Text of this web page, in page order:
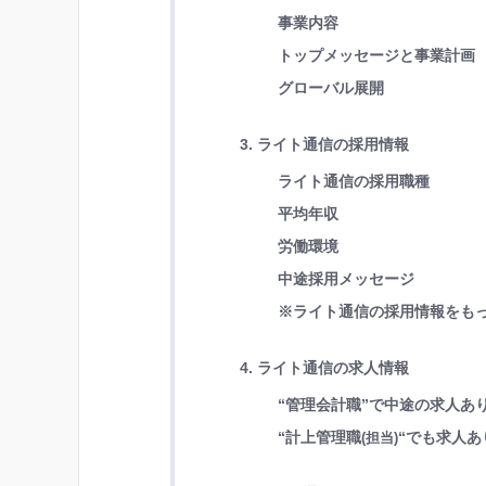
事業内容
トップメッセージと事業計画
グローバル展開
3. ライト通信の採用情報
ライト通信の採用職種
平均年収
労働環境
中途採用メッセージ
※ライト通信の採用情報をも
4. ライト通信の求人情報
“管理会計職”で中途の求人あり
“計上管理職(担当)“でも求人あ